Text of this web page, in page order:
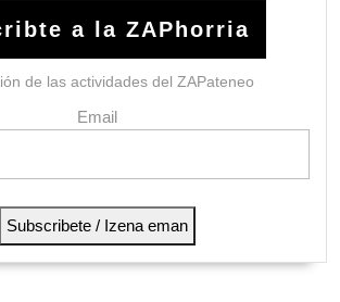
a la ZAPhorria
de las actividades del ZAPateneo
Email
Subscribete / Izena eman